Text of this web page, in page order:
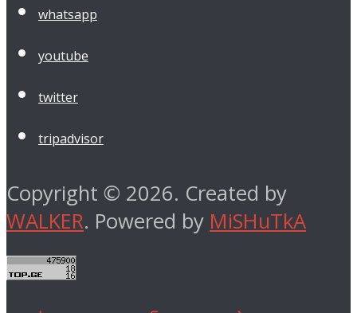
whatsapp
youtube
twitter
tripadvisor
Copyright © 2026. Created by
WALKER. Powered by MiSHuTkA